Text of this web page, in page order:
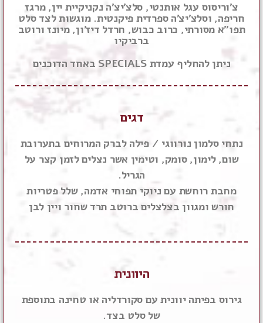
צ'וריסוס עגל אותנטי, סלצ'יצ'ה נקניקיית יין, מרגז
חריפה, וסלצ'יצ'ה ספרדית פיקנטית. מוגשות לצד סלט
תפו"א מסורתי, כרוב כבוש, חרדל דיז'ון, מיונז ורוטב
ברביקיו
ניתן להחליף עמדת SPECIALS באחד הדוכנים
דגים
נתחי סלמון נורווגי / פילה לברק המרוחים בתערובת
שום, לימון, סומק, וטימין אשר נצלים לזמן קצר על
הגריל.
מחבת רוחשת עם ניוקי תפוחי אדמה, שלל פטריות
חורש ומגוון בצלצלים ברוטב תרד שחור ויין לבן
היוונית
גירוס בפיתה יוונית עם סקורדליה או טחינה בתוספת
של סלט בצד.